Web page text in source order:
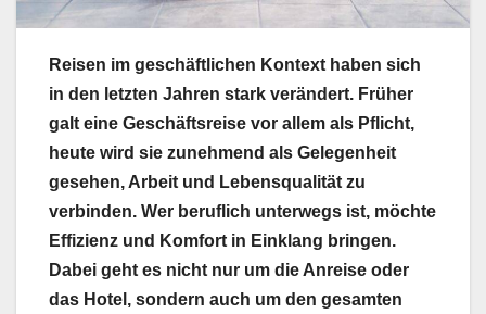
Reisen im geschäftlichen Kontext haben sich
in den letzten Jahren stark verändert. Früher
galt eine Geschäftsreise vor allem als Pflicht,
heute wird sie zunehmend als Gelegenheit
gesehen, Arbeit und Lebensqualität zu
verbinden. Wer beruflich unterwegs ist, möchte
Effizienz und Komfort in Einklang bringen.
Dabei geht es nicht nur um die Anreise oder
das Hotel, sondern auch um den gesamten